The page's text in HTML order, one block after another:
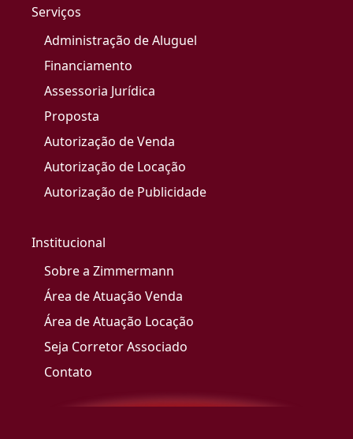
Serviços
Administração de Aluguel
Financiamento
Assessoria Jurídica
Proposta
Autorização de Venda
Autorização de Locação
Autorização de Publicidade
Institucional
Sobre a Zimmermann
Área de Atuação Venda
Área de Atuação Locação
Seja Corretor Associado
Contato